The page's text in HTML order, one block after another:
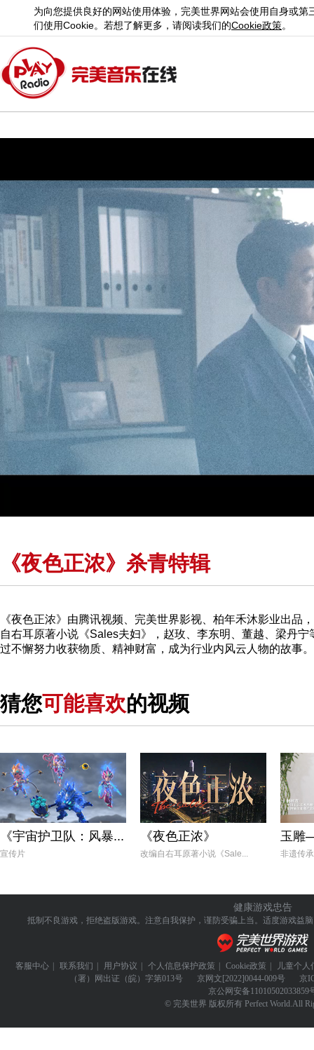
为向您提供良好的网站使用体验，完美世界网站会使用自身或第
们使用Cookie。若想了解更多，请阅读我们的Cookie政策。
《夜色正浓》杀青特辑
《夜色正浓》由腾讯视频、完美世界影视、柏年禾沐影业出
自右耳原著小说《Sales夫妇》，赵玫、李东明、董越、梁丹
过不懈努力收获物质、精神财富，成为行业内风云人物的故事。
猜您可能喜欢的视频
《宇宙护卫队：风暴...
宣传片
《夜色正浓》
改编自右耳原著小说《Sale...
玉雕
非遗传
健康游戏忠告
抵制不良游戏，拒绝盗版游戏。注意自我保护，谨防受骗上当。 适度游戏益
客服中心 | 联系我们 | 用户协议 | 个人信息保护政策 | Cookie政策 |
儿童个人
（署）网出证（皖）字第013号
京网文[2022]0044-009号
京
京公网安备11010502033859
© 完美世界 版权所有 Perfect World.All